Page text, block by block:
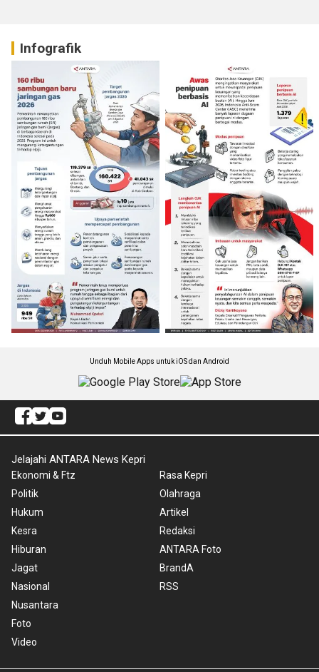
Infografik
Unduh Mobile Apps untuk iOS dan Android
Jelajahi ANTARA News Kepri
Ekonomi & Ftz
Politik
Hukum
Kesra
Hiburan
Jagat
Nasional
Nusantara
Foto
Video
Rasa Kepri
Olahraga
Artikel
Redaksi
ANTARA Foto
BrandA
RSS